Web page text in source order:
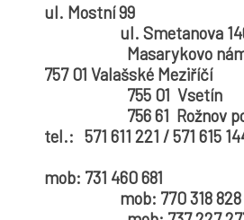
ul.
ul.
Masarykovo nám.
757 01
755 01
756 61 Rožnov pod
tel.: 571 611 221 /
mob: 731
mob: 770